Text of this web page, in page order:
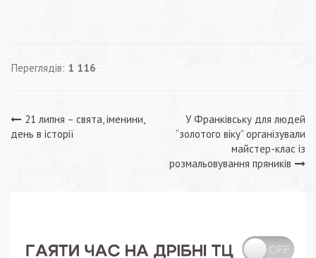
Переглядів: 1 116
Навігація
21 липня – свята, іменини,
день в історії
У Франківську для людей
“золотого віку” організували
майстер-клас із
розмальовування пряників